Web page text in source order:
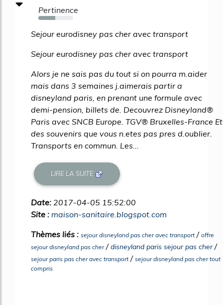
Pertinence
49%
Sejour eurodisney pas cher avec transport
Sejour eurodisney pas cher avec transport
Alors je ne sais pas du tout si on pourra m.aider
mais dans 3 semaines j.aimerais partir a
disneyland paris, en prenant une formule avec
demi-pension, billets de. Decouvrez Disneyland®
Paris avec SNCB Europe. TGV® Bruxelles-France Et
des souvenirs que vous n.etes pas pres d.oublier.
Transports en commun. Les...
LIRE LA SUITE
Date: 2017-04-05 15:52:00
Site : maison-sanitaire.blogspot.com
Thèmes liés : sejour disneyland pas cher avec transport/ offre
sejour disneyland pas cher/disneyland paris sejour pas cher/
sejour paris pas cher avec transport/ sejour disneyland pas cher tout
compris